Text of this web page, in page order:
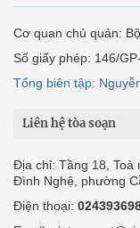
Cơ quan chủ quản:
Số giấy phép: 146/
Tổng biên tập:
Liên hệ tòa soạn
Địa chỉ: Tầng 18, Toà
Đình Nghệ, phường
Điện thoại: